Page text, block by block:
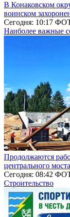
В Конаковском
воинском
Сегодня: 10:17
Наиболее важные
Продолжаются
центрального
Сегодня: 08:42
Строительство